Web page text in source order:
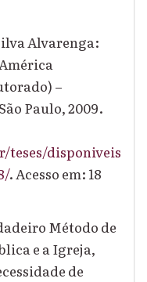
Alvarenga:
–
Paulo, 2009.
teses/disponiveis
. Acesso em: 18
Método de
e a Igreja,
de